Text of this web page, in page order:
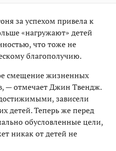
за успехом привела к
«нагружают» детей
что тоже не
благополучию.
смещение жизненных
— отмечает Джин Твендж.
зависели
детей. Теперь же перед
обусловленные цели,
никак от детей не